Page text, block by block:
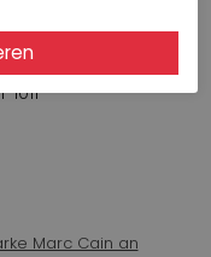
BALLERINA
0010
Marc Cain an